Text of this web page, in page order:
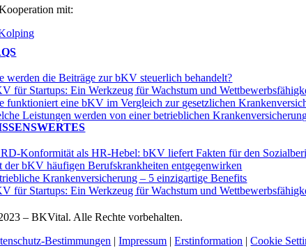
mit:
werden die Beiträge zur bKV steuerlich behandelt?
für Startups: Ein Werkzeug für Wachstum und
funktioniert eine bKV im Vergleich zur gesetzlichen
Leistungen werden von einer betrieblichen
Konformität als HR-Hebel: bKV liefert Fakten für den
der bKV häufigen Berufskrankheiten entgegenwirken
Krankenversicherung – 5 einzigartige Benefits
für Startups: Ein Werkzeug für Wachstum und
– BKVital. Alle Rechte vorbehalten.
Bestimmungen |Impressum |Erstinformation |Cookie